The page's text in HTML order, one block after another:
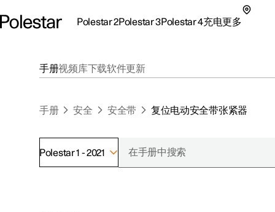
Polestar 2Polestar 3Polestar 4充电更多
手册视频库下载软件更新
手册 安全 安全带 复位电动安全带张紧器
Polestar 1 - 2021